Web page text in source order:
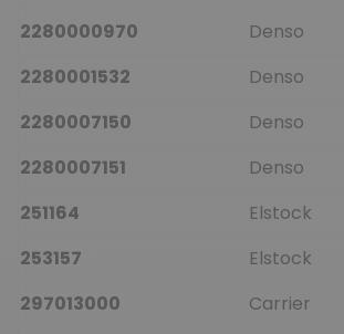
2280000970
Denso
2280001532
Denso
2280007150
Denso
2280007151
Denso
251164
Elstock
253157
Elstock
297013000
Carrier